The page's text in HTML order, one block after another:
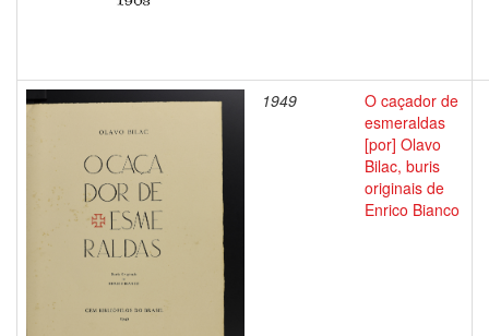
1949
O caçador de
esmeraldas
[por] Olavo
Bilac, buris
originais de
Enrico Bianco